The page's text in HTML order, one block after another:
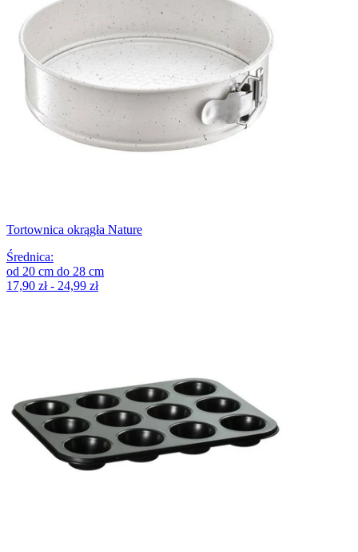
Tortownica okrągła Nature
Średnica:
od 20 cm do 28 cm
17,90 zł - 24,99 zł